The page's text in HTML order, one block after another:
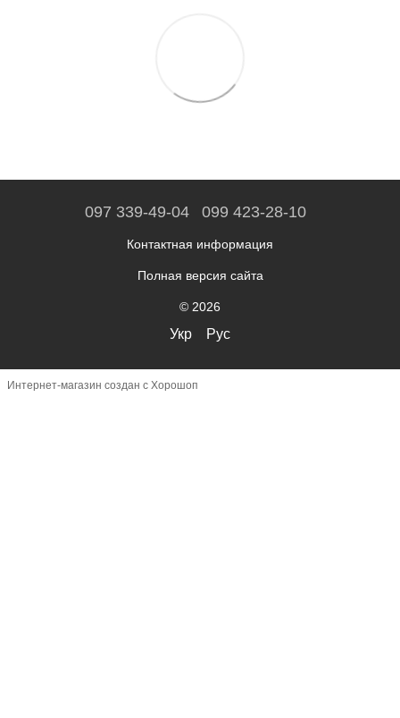
097 339-49-04 099 423-28-10
Контактная информация
Полная версия сайта
© 2026
Укр Рус
Интернет-магазин создан с Хорошоп